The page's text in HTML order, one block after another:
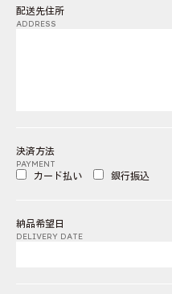
配送先住所
ADDRESS
決済方法
PAYMENT
カード払い 銀行振込
納品希望日
DELIVERY DATE